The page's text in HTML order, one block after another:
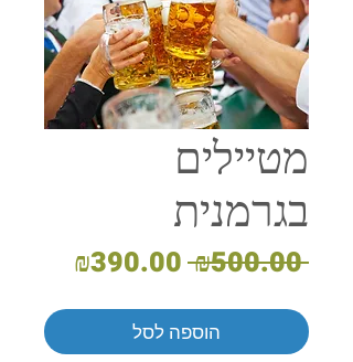
מטיילים
בגרמנית
₪500.00
מחיר
רגיל
₪390.00
מבצע
הוספה לסל